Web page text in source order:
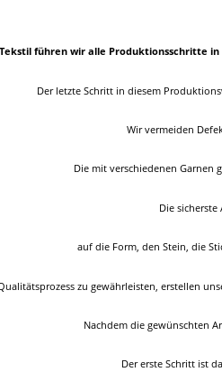
führen wir alle Produktionsschritte
Der letzte Schritt in diesem
Wir vermeiden
Die mit verschiedenen Garnen
Die
auf die Form, den Stein, die
zu gewährleisten, erstellen
Nachdem die gewünschten
Der erste Schritt ist